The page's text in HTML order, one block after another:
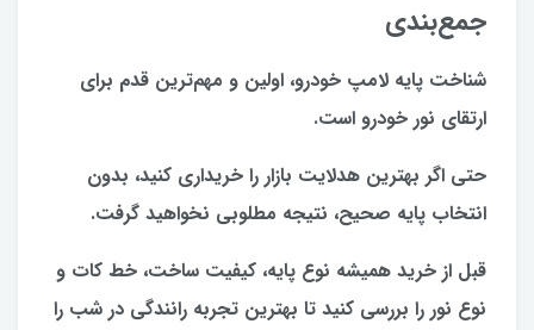
جمع‌بندی
شناخت پایه لامپ خودرو، اولین و مهم‌ترین قدم برای
ارتقای نور خودرو است.
حتی اگر بهترین هدلایت بازار را خریداری کنید، بدون
انتخاب پایه صحیح، نتیجه مطلوبی نخواهید گرفت.
قبل از خرید همیشه نوع پایه، کیفیت ساخت، خط کات و
نوع نور را بررسی کنید تا بهترین تجربه رانندگی در شب را